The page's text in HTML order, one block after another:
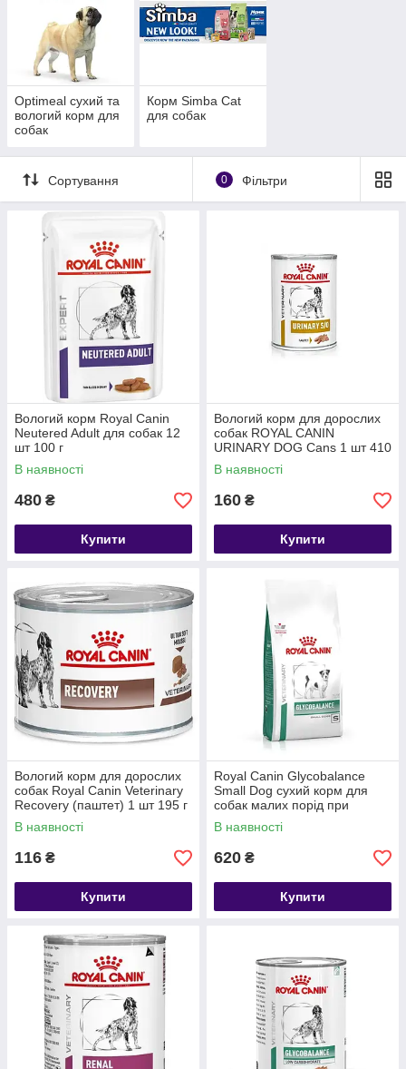
Optimeal сухий та
вологий корм для
собак
Корм Simba Cat
для собак
Сортування 0 Фільтри
Вологий корм Royal Canin
Neutered Adult для собак 12
шт 100 г
В наявності
480 ₴
Купити
Вологий корм для дорослих
собак ROYAL CANIN
URINARY DOG Cans 1 шт 410
гВ наявності
160 ₴
Купити
Вологий корм для дорослих
собак Royal Canin Veterinary
Recovery (паштет) 1 шт 195 г
В наявності
116 ₴
Купити
Royal Canin Glycobalance
Small Dog сухий корм для
собак малих порід при
цукровому діабеті, 1.5 кг
В наявності
620 ₴
Купити